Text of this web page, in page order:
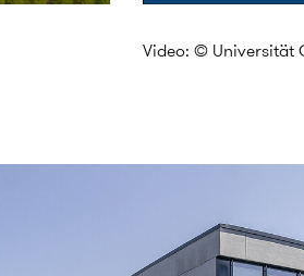
Video: © Universität